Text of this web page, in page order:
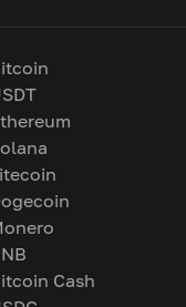
Cash